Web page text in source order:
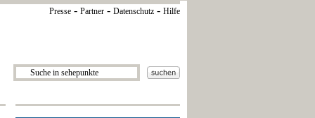
Presse - Partner - Datenschutz - Hilfe